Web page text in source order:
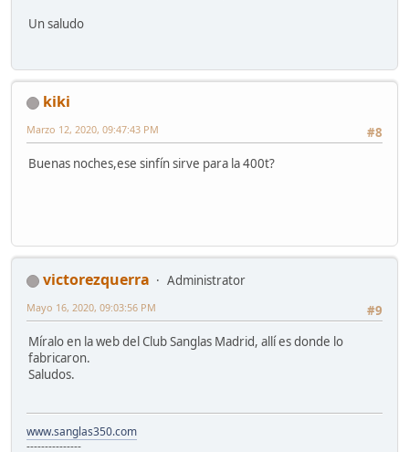
Un saludo
kiki
#8
Marzo 12, 2020, 09:47:43 PM
Buenas noches,ese sinfín sirve para la 400t?
victorezquerra
Administrator
#9
Mayo 16, 2020, 09:03:56 PM
Míralo en la web del Club Sanglas Madrid, allí es donde lo
fabricaron.
Saludos.
www.sanglas350.com
---------------